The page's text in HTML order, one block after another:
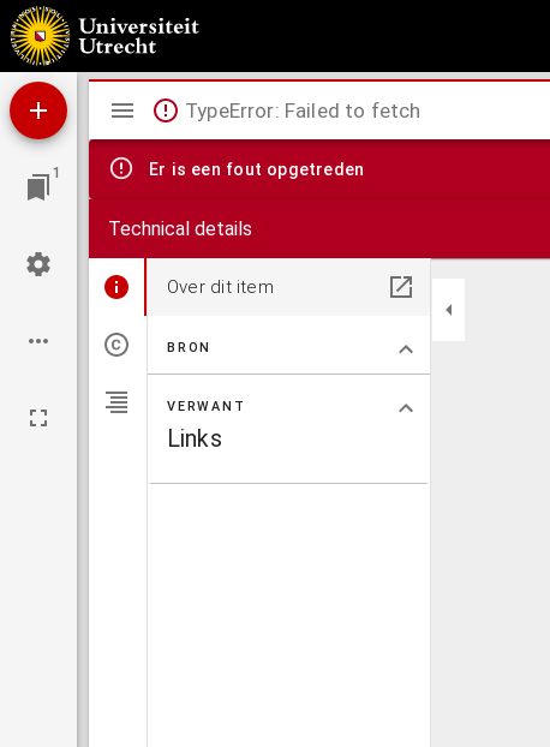
De verdeeling der heldere sterren ...
1
Mirador
viewer
TypeError: Failed to fetch
Er is een fout opgetreden
Technical details
Over dit item
BRON
VERWANT
Links